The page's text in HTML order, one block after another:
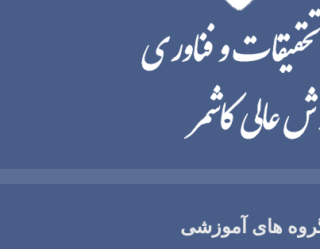
های آموزشی